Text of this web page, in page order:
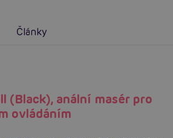
Články
(Black), anální masér pro
ovládáním